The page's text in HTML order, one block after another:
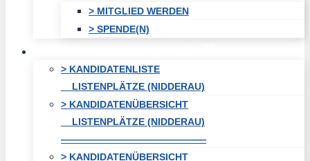
> MITGLIED WERDEN
> SPENDE(N)
> KANDIDATENLISTE
LISTENPLÄTZE (NIDDERAU)
> KANDIDATENÜBERSICHT
LISTENPLÄTZE (NIDDERAU)
———————————————
> KANDIDATENÜBERSICHT